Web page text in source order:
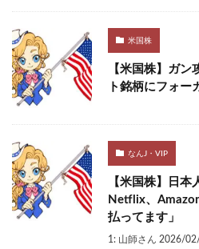
米国株
【米国株】ガン
ト銘柄にフォー
なんJ・VIP
【米国株】日本
Netflix、
払ってます」
1: 山師さん 2026/